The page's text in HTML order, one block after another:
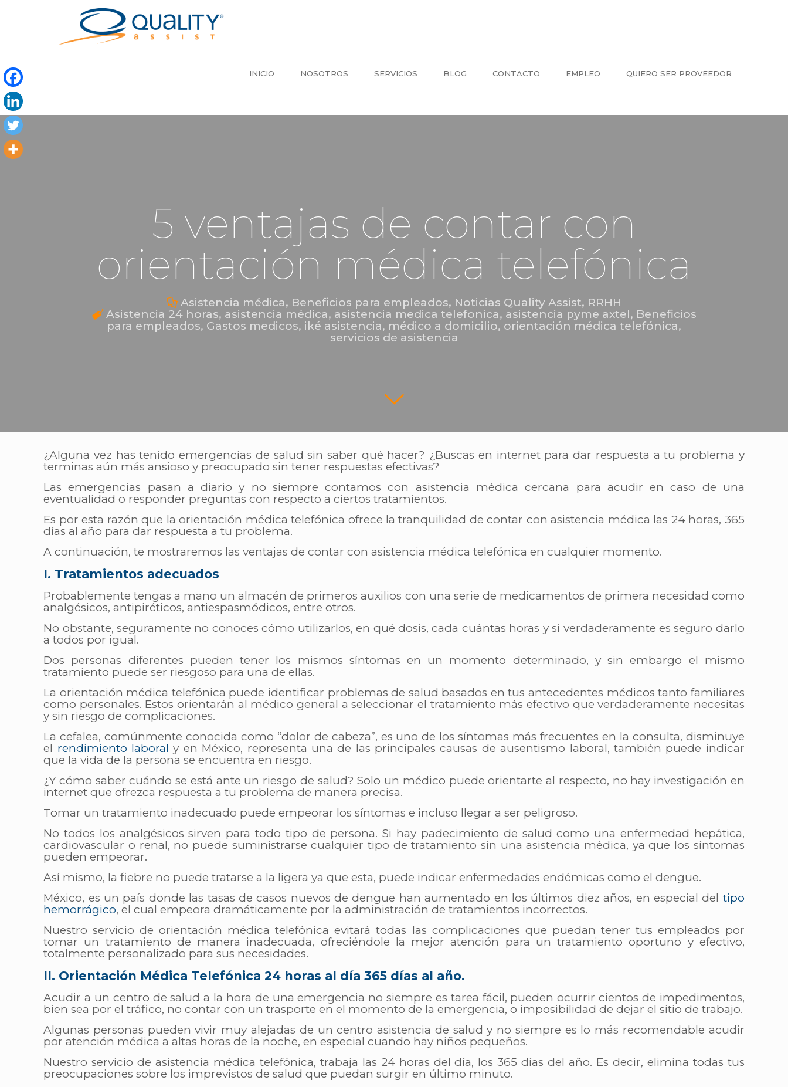
INICIO NOSOTROS SERVICIOS BLOG CONTACTO EMPLEO QUIERO SER PROVEEDOR
5 ventajas de contar con
orientación médica telefónica
Asistencia médica, Beneficios para empleados, Noticias Quality Assist, RRHH
Asistencia 24 horas, asistencia médica, asistencia medica telefonica, asistencia pyme axtel, Beneficios
para empleados, Gastos medicos, iké asistencia, médico a domicilio, orientación médica telefónica,
servicios de asistencia
¿Alguna vez has tenido emergencias de salud sin saber qué hacer? ¿Buscas en internet para dar respuesta a tu problema y
terminas aún más ansioso y preocupado sin tener respuestas efectivas?
Las emergencias pasan a diario y no siempre contamos con asistencia médica cercana para acudir en caso de una
eventualidad o responder preguntas con respecto a ciertos tratamientos.
Es por esta razón que la orientación médica telefónica ofrece la tranquilidad de contar con asistencia médica las 24 horas, 365
días al año para dar respuesta a tu problema.
A continuación, te mostraremos las ventajas de contar con asistencia médica telefónica en cualquier momento.
I. Tratamientos adecuados
Probablemente tengas a mano un almacén de primeros auxilios con una serie de medicamentos de primera necesidad como
analgésicos, antipiréticos, antiespasmódicos, entre otros.
No obstante, seguramente no conoces cómo utilizarlos, en qué dosis, cada cuántas horas y si verdaderamente es seguro darlo
a todos por igual.
Dos personas diferentes pueden tener los mismos síntomas en un momento determinado, y sin embargo el mismo
tratamiento puede ser riesgoso para una de ellas.
La orientación médica telefónica puede identificar problemas de salud basados en tus antecedentes médicos tanto familiares
como personales. Estos orientarán al médico general a seleccionar el tratamiento más efectivo que verdaderamente necesitas
y sin riesgo de complicaciones.
La cefalea, comúnmente conocida como “dolor de cabeza”, es uno de los síntomas más frecuentes en la consulta, disminuye
el rendimiento laboral y en México, representa una de las principales causas de ausentismo laboral, también puede indicar
que la vida de la persona se encuentra en riesgo.
¿Y cómo saber cuándo se está ante un riesgo de salud? Solo un médico puede orientarte al respecto, no hay investigación en
internet que ofrezca respuesta a tu problema de manera precisa.
Tomar un tratamiento inadecuado puede empeorar los síntomas e incluso llegar a ser peligroso.
No todos los analgésicos sirven para todo tipo de persona. Si hay padecimiento de salud como una enfermedad hepática,
cardiovascular o renal, no puede suministrarse cualquier tipo de tratamiento sin una asistencia médica, ya que los síntomas
pueden empeorar.
Así mismo, la fiebre no puede tratarse a la ligera ya que esta, puede indicar enfermedades endémicas como el dengue.
México, es un país donde las tasas de casos nuevos de dengue han aumentado en los últimos diez años, en especial del tipo
hemorrágico,el cual empeora dramáticamente por la administración de tratamientos incorrectos.
Nuestro servicio de orientación médica telefónica evitará todas las complicaciones que puedan tener tus empleados por
tomar un tratamiento de manera inadecuada, ofreciéndole la mejor atención para un tratamiento oportuno y efectivo,
totalmente personalizado para sus necesidades.
II. Orientación Médica Telefónica 24 horas al día 365 días al año.
Acudir a un centro de salud a la hora de una emergencia no siempre es tarea fácil, pueden ocurrir cientos de impedimentos,
bien sea por el tráfico, no contar con un trasporte en el momento de la emergencia, o imposibilidad de dejar el sitio de trabajo.
Algunas personas pueden vivir muy alejadas de un centro asistencia de salud y no siempre es lo más recomendable acudir
por atención médica a altas horas de la noche, en especial cuando hay niños pequeños.
Nuestro servicio de asistencia médica telefónica, trabaja las 24 horas del día, los 365 días del año. Es decir, elimina todas tus
preocupaciones sobre los imprevistos de salud que puedan surgir en último minuto.